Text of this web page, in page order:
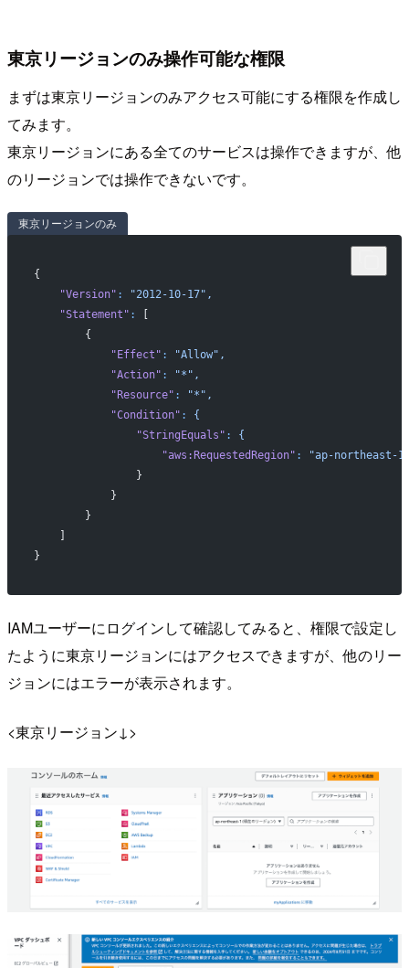
東京リージョンのみ操作可能な権限
まずは東京リージョンのみアクセス可能にする権限を作成し
てみます。
東京リージョンにある全てのサービスは操作できますが、他
のリージョンでは操作できないです。
東京リージョンのみ
{
    "Version"
:
"2012-10-17",
    "Statement"
:
[
        {
            "Effect"
:
"Allow",
            "Action"
:
"*",
            "Resource"
:
"*",
            "Condition"
:
{
                "StringEquals"
:
{
                    "aws:RequestedRegion"
:
"ap-northeast-
                }
            }
        }
    ]
}
IAMユーザーにログインして確認してみると、権限で設定し
たように東京リージョンにはアクセスできますが、他のリー
ジョンにはエラーが表示されます。
<東京リージョン↓>